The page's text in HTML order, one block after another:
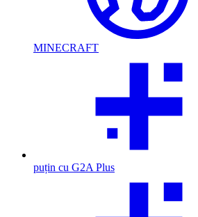
MINECRAFT
puțin cu G2A Plus